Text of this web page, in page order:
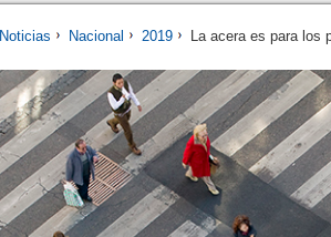
Noticias Nacional 2019 La acera es para los